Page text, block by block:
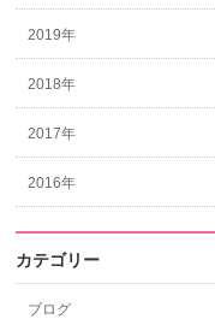
2019年
2018年
2017年
2016年
カテゴリー
ブログ